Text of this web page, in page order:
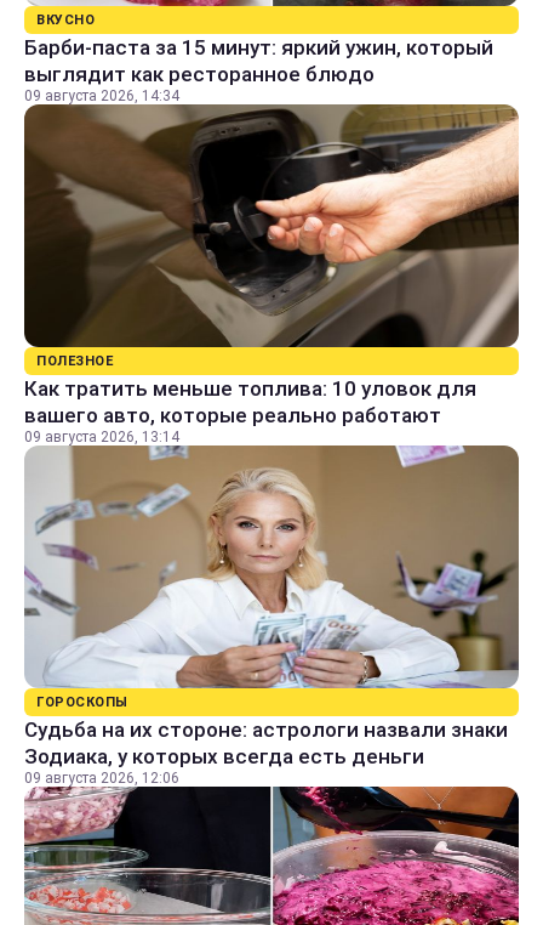
ВКУСНО
Барби-паста за 15 минут: яркий ужин, который
выглядит как ресторанное блюдо
09 августа 2026, 14:34
ПОЛЕЗНОЕ
Как тратить меньше топлива: 10 уловок для
вашего авто, которые реально работают
09 августа 2026, 13:14
ГОРОСКОПЫ
Судьба на их стороне: астрологи назвали знаки
Зодиака, у которых всегда есть деньги
09 августа 2026, 12:06